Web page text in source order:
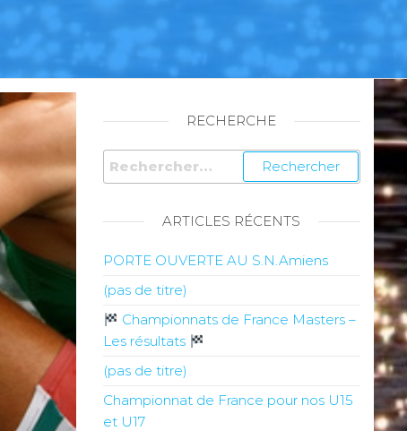
RECHERCHE
ARTICLES RÉCENTS
PORTE OUVERTE AU S.N.Amiens
(pas de titre)
Championnats de France Masters –
Les résultats
(pas de titre)
Championnat de France pour nos U15
et U17